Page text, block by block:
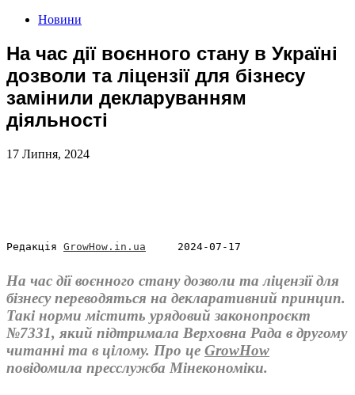
Новини
На час дії воєнного стану в Україні
дозволи та ліцензії для бізнесу
замінили декларуванням
діяльності
17 Липня, 2024
Редакція GrowHow.in.ua 2024-07-17
На час дії воєнного стану дозволи та ліцензії для
бізнесу переводяться на декларативний принцип.
Такі норми містить урядовий законопроєкт
№7331, який підтримала Верховна Рада в другому
читанні та в цілому. Про це GrowHow
повідомила пресслужба Мінекономіки.